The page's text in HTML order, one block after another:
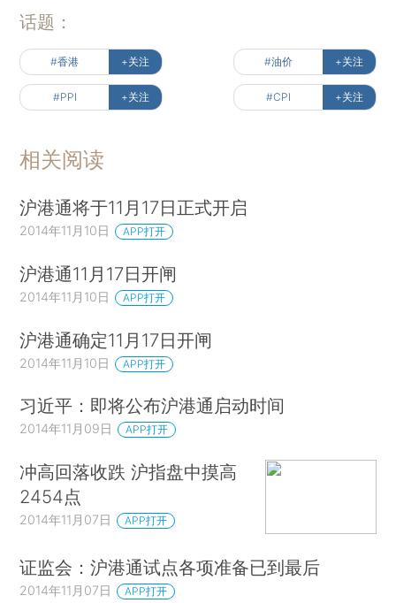
话题：
#香港 +关注 #油价 +关注
#PPI +关注 #CPI +关注
相关阅读
沪港通将于11月17日正式开启
2014年11月10日 APP打开
沪港通11月17日开闸
2014年11月10日 APP打开
沪港通确定11月17日开闸
2014年11月10日 APP打开
习近平：即将公布沪港通启动时间
2014年11月09日 APP打开
冲高回落收跌 沪指盘中摸高
2454点
2014年11月07日 APP打开
证监会：沪港通试点各项准备已到最后
2014年11月07日 APP打开